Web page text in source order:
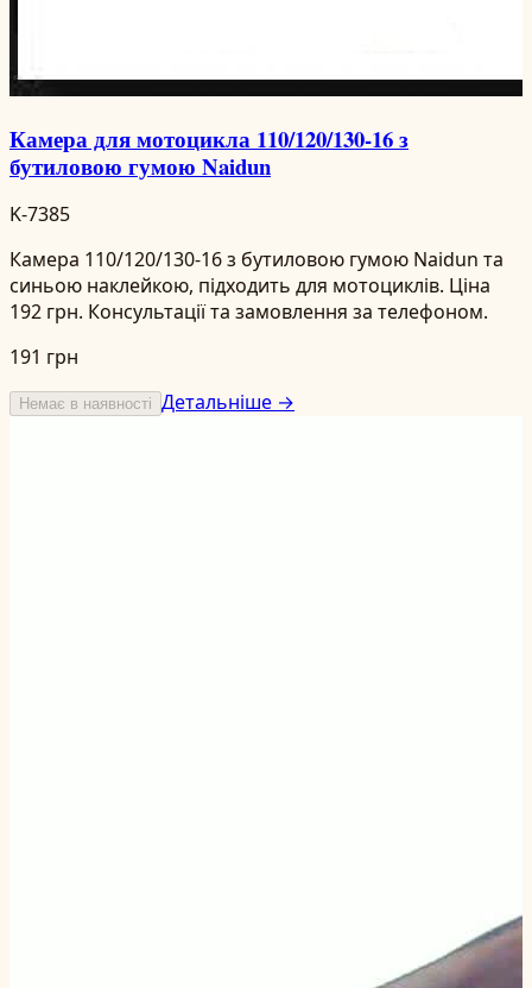
Камера для мотоцикла 110/120/130-16 з
бутиловою гумою Naidun
K-7385
Камера 110/120/130-16 з бутиловою гумою Naidun та
синьою наклейкою, підходить для мотоциклів. Ціна
192 грн. Консультації та замовлення за телефоном.
191 грн
Немає в наявності Детальніше →